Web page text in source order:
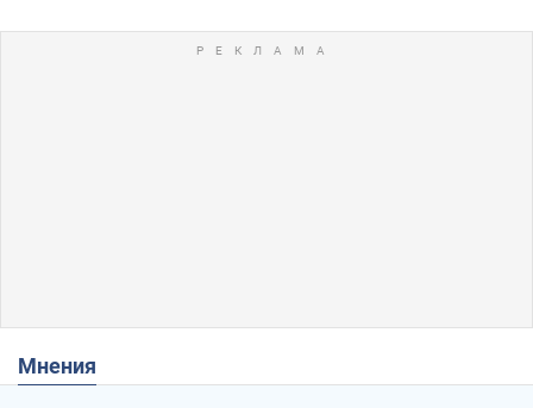
Мнения